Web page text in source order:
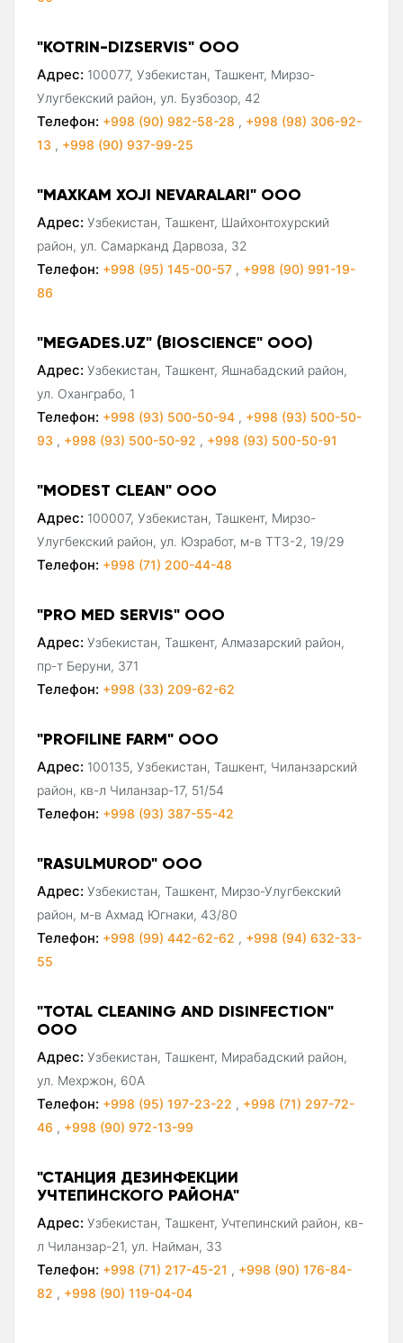
"KOTRIN-DIZSERVIS" ООО
Адрес: 100077, Узбекистан, Ташкент, Мирзо-
Улугбекский район, ул. Бузбозор, 42
Телефон: +998 (90) 982-58-28 , +998 (98) 306-92-
13 , +998 (90) 937-99-25
"MAXKAM XOJI NEVARALARI" ООО
Адрес: Узбекистан, Ташкент, Шайхонтохурский
район, ул. Самарканд Дарвоза, 32
Телефон: +998 (95) 145-00-57 , +998 (90) 991-19-
86
"MEGADES.UZ" (BIOSCIENCE" ООО)
Адрес: Узбекистан, Ташкент, Яшнабадский район,
ул. Оханграбо, 1
Телефон: +998 (93) 500-50-94 , +998 (93) 500-50-
93 , +998 (93) 500-50-92 , +998 (93) 500-50-91
"MODEST CLEAN" ООО
Адрес: 100007, Узбекистан, Ташкент, Мирзо-
Улугбекский район, ул. Юзработ, м-в ТТЗ-2, 19/29
Телефон: +998 (71) 200-44-48
"PRO MED SERVIS" ООО
Адрес: Узбекистан, Ташкент, Алмазарский район,
пр-т Беруни, 371
Телефон: +998 (33) 209-62-62
"PROFILINE FARM" ООО
Адрес: 100135, Узбекистан, Ташкент, Чиланзарский
район, кв-л Чиланзар-17, 51/54
Телефон: +998 (93) 387-55-42
"RASULMUROD" ООО
Адрес: Узбекистан, Ташкент, Мирзо-Улугбекский
район, м-в Ахмад Югнаки, 43/80
Телефон: +998 (99) 442-62-62 , +998 (94) 632-33-
55
"TOTAL CLEANING AND DISINFECTION"
ООО
Адрес: Узбекистан, Ташкент, Мирабадский район,
ул. Мехржон, 60А
Телефон: +998 (95) 197-23-22 , +998 (71) 297-72-
46 , +998 (90) 972-13-99
"СТАНЦИЯ ДЕЗИНФЕКЦИИ
УЧТЕПИНСКОГО РАЙОНА"
Адрес: Узбекистан, Ташкент, Учтепинский район, кв-
л Чиланзар-21, ул. Найман, 33
Телефон: +998 (71) 217-45-21 , +998 (90) 176-84-
82 , +998 (90) 119-04-04